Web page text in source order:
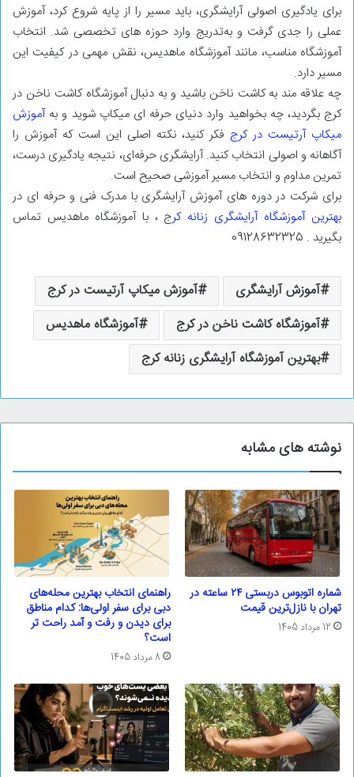
برای یادگیری اصولی آرایشگری، باید مسیر را از پایه شروع کرد، آموزش
عملی را جدی گرفت و به‌تدریج وارد حوزه‌ های تخصصی شد. انتخاب
آموزشگاه مناسب، مانند آموزشگاه ماهدیس، نقش مهمی در کیفیت این
مسیر دارد.
چه علاقه ‌مند به کاشت ناخن باشید و به دنبال آموزشگاه کاشت ناخن در
کرج بگردید، چه بخواهید وارد دنیای حرفه ‌ای میکاپ شوید و بهآموزش
میکاپ آرتیست در کرج فکر کنید، نکته اصلی این است که آموزش را
آگاهانه و اصولی انتخاب کنید. آرایشگری حرفه‌ای، نتیجه یادگیری درست،
تمرین مداوم و انتخاب مسیر آموزشی صحیح است.
برای شرکت در دوره های آموزش آرایشگری با مدرک فنی و حرفه ای در
بهترین آموزشگاه آرایشگری زنانه کرج ، با آموزشگاه ماهدیس تماس
بگیرید . 09128632325
آموزش آرایشگری
آموزش میکاپ آرتیست در کرج
آموزشگاه کاشت ناخن در کرج
آموزشگاه ماهدیس
بهترین آموزشگاه آرایشگری زنانه کرج
نوشته های مشابه
شماره اتوبوس دربستی ۲۴ ساعته در
تهران با نازل‌ترین قیمت
12 مرداد 1405
راهنمای انتخاب بهترین محله‌های
دبی برای سفر اولی‌ها: کدام مناطق
برای دیدن و رفت و آمد راحت تر
است؟
8 مرداد 1405